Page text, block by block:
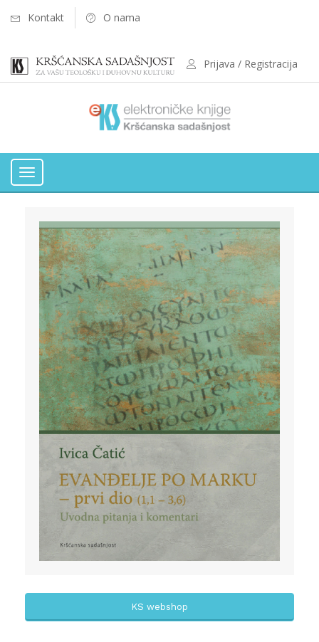
Kontakt O nama
Prijava / Registracija
Toggle
KS webshop